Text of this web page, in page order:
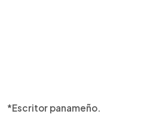
*Escritor panameño.